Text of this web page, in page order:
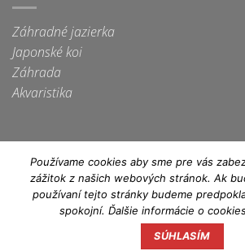
Záhradné jazierka
Japonské koi
Záhrada
Akvaristika
Apple
Pay
Dinners
Club
Discover Google
Pay
Visa
Electron
Copyright 2026 ©IN
Používame cookies aby sme pre vás
zážitok z našich webových stránok. Ak
používaní tejto stránky budeme
spokojní. Ďalšie informácie o
SÚHLASÍM